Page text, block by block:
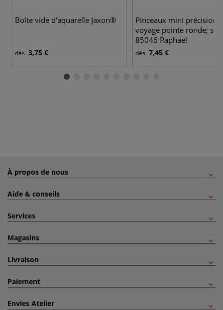
Boîte vide d’aquarelle Jaxon®
dès 3,75 €
Pinceaux mini précision
voyage pointe ronde;
85046 Raphael
dès 7,45 €
À propos de nous
Aide & conseils
Services
Magasins
Livraison
Paiement
Envies Atelier